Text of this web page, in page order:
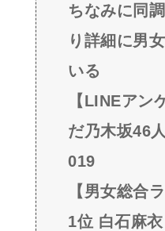
ちなみに同
り詳細に男
いる
【LINEアン
だ乃木坂46
019
【男女総合
1位 白石麻衣